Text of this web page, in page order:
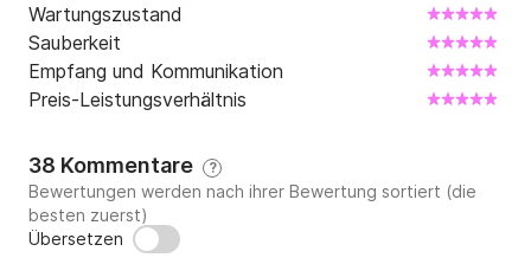
Wartungszustand
Sauberkeit
Empfang und Kommunikation
Preis-Leistungsverhältnis
38 Kommentare ?
Bewertungen werden nach ihrer Bewertung sortiert (die
besten zuerst)
Übersetzen